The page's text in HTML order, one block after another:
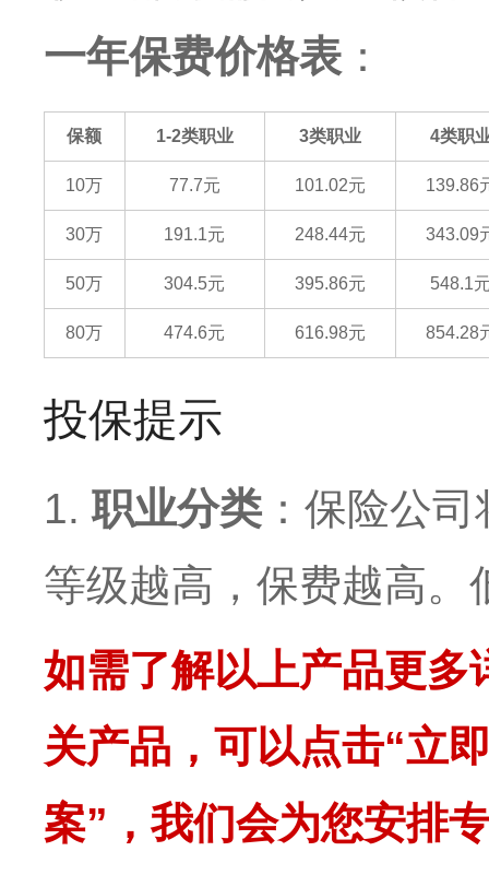
一年保费价格表：
保额 1-2类职业 3类职业 4类职
10万 77.7元 101.02元 139.86
30万 191.1元 248.44元 343.09
50万 304.5元 395.86元 548.1
80万 474.6元 616.98元 854.28
投保提示
1.职业分类：保险公司
等级越高，保费越高。
如需了解以上产品更多
关产品，可以点击“立
案”，我们会为您安排